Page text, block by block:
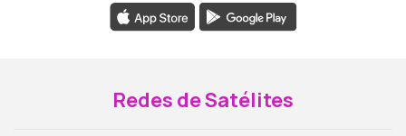
Redes de Satélites